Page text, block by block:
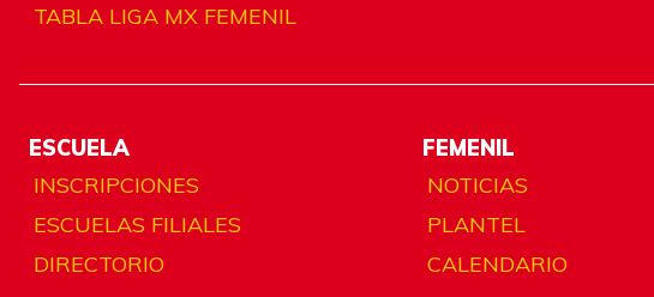
TABLA LIGA MX FEMENIL
ESCUELA
INSCRIPCIONES
ESCUELAS FILIALES
DIRECTORIO
FEMENIL
NOTICIAS
PLANTEL
CALENDARIO